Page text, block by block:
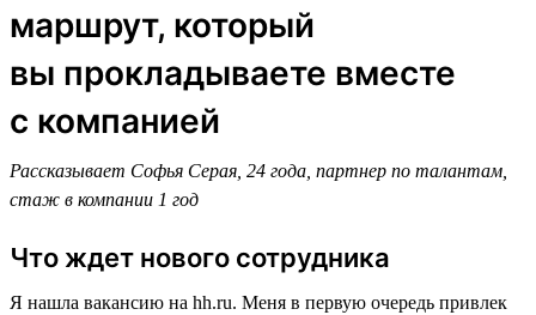
маршрут, который
вы прокладываете вместе
с компанией
Рассказывает Софья Серая, 24 года, партнер по талантам,
стаж в компании 1 год
Что ждет нового сотрудника
Я нашла вакансию на hh.ru. Меня в первую очередь привлек